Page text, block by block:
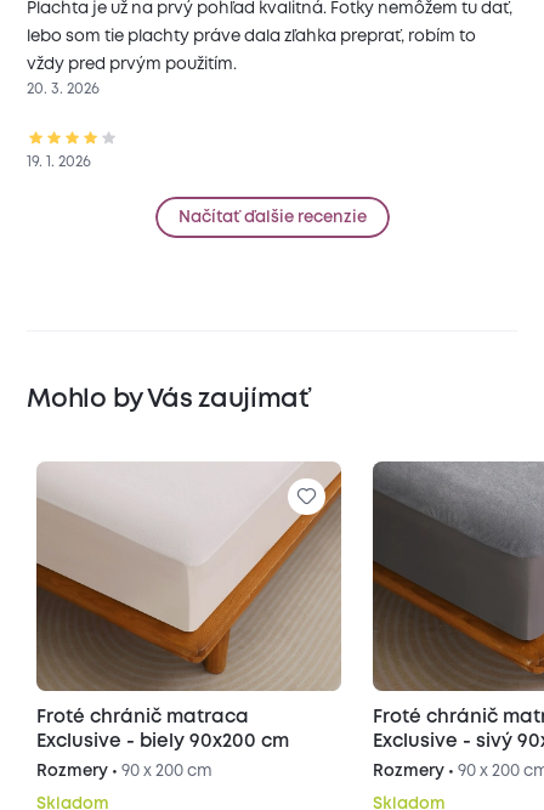
Plachta je už na prvý pohľad kvalitná. Fotky nemôžem tu dať,
lebo som tie plachty práve dala zľahka preprať, robím to
vždy pred prvým použitím.
20. 3. 2026
19. 1. 2026
Načítať ďalšie recenzie
Mohlo by Vás zaujímať
Froté chránič matraca
Exclusive - biely 90x200 cm
Rozmery • 90 x 200 cm
Skladom
Froté chránič
Exclusive - sivý
Rozmery •90 x 200
Skladom